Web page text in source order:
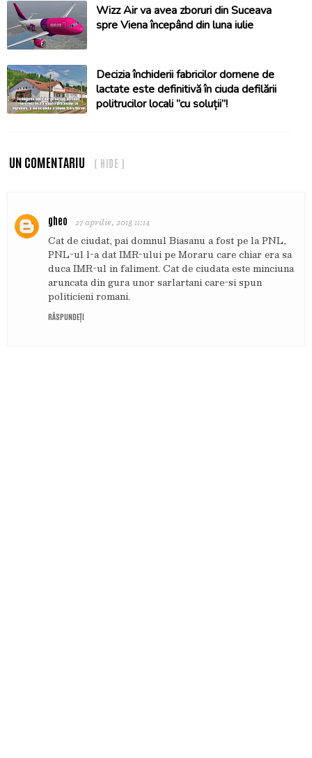
Wizz Air va avea zboruri din Suceava
spre Viena începând din luna iulie
Decizia închiderii fabricilor dornene de
lactate este definitivă în ciuda defilării
politrucilor locali ”cu soluții”!
UN COMENTARIU ( HIDE )
gheo 27 aprilie, 2018 11:14
Cat de ciudat, pai domnul Biasanu a fost pe la PNL,
PNL-ul l-a dat IMR-ului pe Moraru care chiar era sa
duca IMR-ul in faliment. Cat de ciudata este minciuna
aruncata din gura unor sarlartani care-si spun
politicieni romani.
RĂSPUNDEȚI